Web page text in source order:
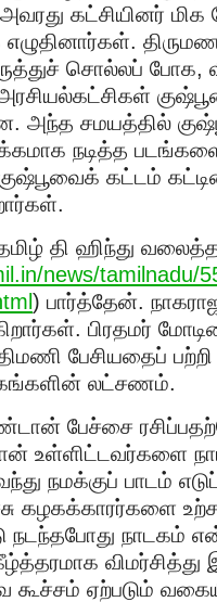
கட்சியினர்
சொல்லப் போக,
அந்த சமயத்தில்
நடித்த
கட்டம்
தி ஹிந்து
news/tamilnadu/
) பார்த்தேன்.
பிரதமர்
பேசியதைப் பற்றி
லட்சணம்.
பேச்சை
உள்ளிட்டவர்களை
நமக்குப் பாடம்
கழகக்காரர்களை
நடந்தபோது நாடகம்
ஏற்படும்